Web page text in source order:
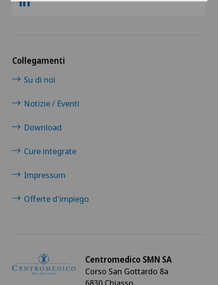
Collegamenti
Su di noi
Notizie / Eventi
Download
Cure integrate
Impressum
Offerte d'impiego
Centromedico SMN SA
Corso San Gottardo 8a